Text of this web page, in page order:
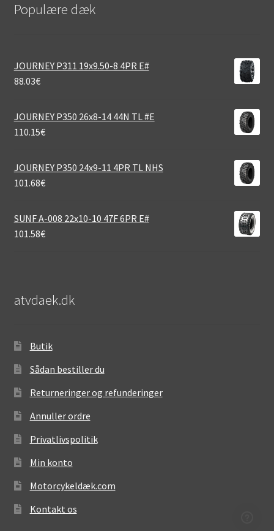
Populære dæk
JOURNEY P311 19x9.50-8 4PR E#
88.03€
JOURNEY P350 26x8-14 44N TL #E
110.15€
JOURNEY P350 24x9-11 4PR TL NHS
101.68€
SUNF A-008 22x10-10 47F 6PR E#
101.58€
atvdaek.dk
Butik
Sådan bestiller du
Returneringer og refunderinger
Annuller ordre
Privatlivspolitik
Min konto
Motorcykeldæk.com
Kontakt os